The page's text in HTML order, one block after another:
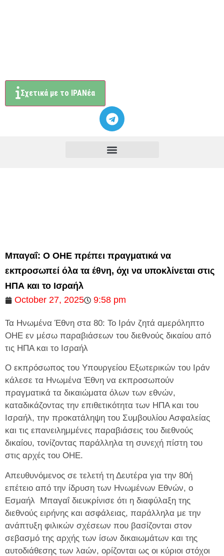
Σχετικά με το ΙΡΑΝέα
Μπαγαΐ: Ο ΟΗΕ πρέπει πραγματικά να
εκπροσωπεί όλα τα έθνη, όχι να υποκλίνεται στις
ΗΠΑ και το Ισραήλ
October 27, 2025
9:58 pm
Τα Ηνωμένα Έθνη στα 80: Το Ιράν ζητά αμερόληπτο
ΟΗΕ εν μέσω παραβιάσεων του διεθνούς δικαίου από
τις ΗΠΑ και το Ισραήλ
Ο εκπρόσωπος του Υπουργείου Εξωτερικών του Ιράν
κάλεσε τα Ηνωμένα Έθνη να εκπροσωπούν
πραγματικά τα δικαιώματα όλων των εθνών,
καταδικάζοντας την επιθετικότητα των ΗΠΑ και του
Ισραήλ, την προκατάληψη του Συμβουλίου Ασφαλείας
και τις επανειλημμένες παραβιάσεις του διεθνούς
δικαίου, τονίζοντας παράλληλα τη συνεχή πίστη του
στις αρχές του ΟΗΕ.
Απευθυνόμενος σε τελετή τη Δευτέρα για την 80ή
επέτειο από την ίδρυση των Ηνωμένων Εθνών, ο
Εσμαήλ Μπαγαΐ διευκρίνισε ότι η διαφύλαξη της
διεθνούς ειρήνης και ασφάλειας, παράλληλα με την
ανάπτυξη φιλικών σχέσεων που βασίζονται στον
σεβασμό της αρχής των ίσων δικαιωμάτων και της
αυτοδιάθεσης των λαών, ορίζονται ως οι κύριοι στόχοι